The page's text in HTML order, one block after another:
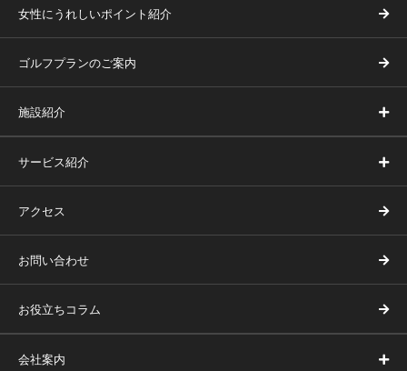
女性にうれしいポイント紹介
ゴルフプランのご案内
施設紹介
サービス紹介
アクセス
お問い合わせ
お役立ちコラム
会社案内